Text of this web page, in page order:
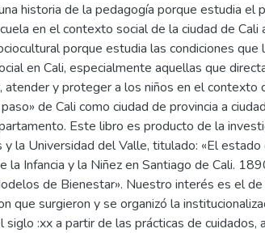
historia de la pedagogía porque estudia el
en el contexto social de la ciudad de Cali
porque estudia las condiciones
en Cali, especialmente aquellas que
atender y proteger a los niños en el contexto
de Cali como ciudad de provincia a ciudad
Este libro es producto de la
y la Universidad del Valle, titulado: «El
la Infancia y la Niñez en Santiago de Cali.
de Bienestar». Nuestro interés es el
que surgieron y se organizó la
siglo :xx a partir de las prácticas de cuidados,